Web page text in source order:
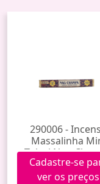
290006 -
Massalinha
Tulasi Nag
Cadastre-se
ver os preços